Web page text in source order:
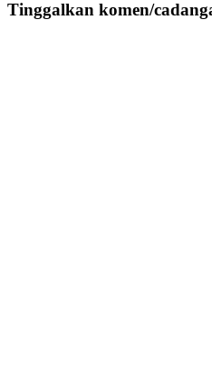
Tinggalkan komen/